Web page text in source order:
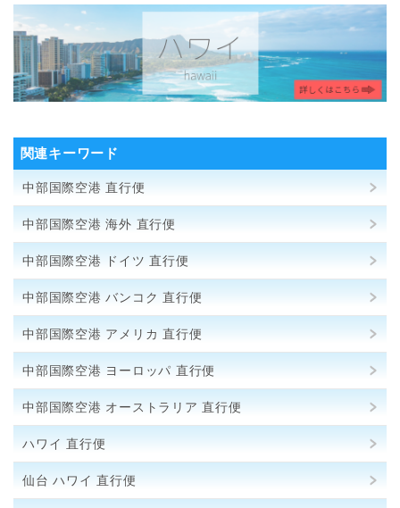
関連キーワード
中部国際空港 直行便
中部国際空港 海外 直行便
中部国際空港 ドイツ 直行便
中部国際空港 バンコク 直行便
中部国際空港 アメリカ 直行便
中部国際空港 ヨーロッパ 直行便
中部国際空港 オーストラリア 直行便
ハワイ 直行便
仙台 ハワイ 直行便